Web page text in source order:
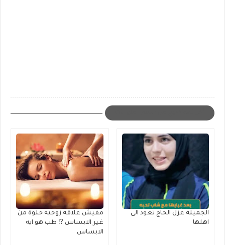
الجميلة عزل الحاج تعود الى
اهلها
مفيش علاقه زوجيه حلوة من
غير الابساس ⁉️ طب هو ايه
الابساس